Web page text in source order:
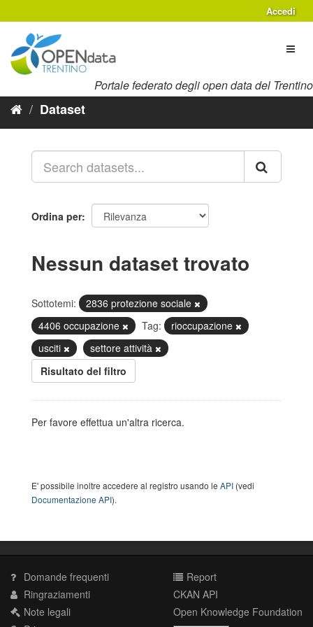
al
contenuto
Accedi
Portale federato degli open data del Trentino
Dataset
Ordina per
Nessun dataset trovato
Sottotemi:
2836 protezione sociale
4406 occupazione
Tag:
rioccupazione
usciti
settore attività
Risultato del filtro
Per favore effettua un'altra ricerca.
E' possibile inoltre accedere al registro usando le API (vedi
Documentazione API).
Domande frequenti
Ringraziamenti
Note legali
Report
CKAN API
Open Knowledge Foundation